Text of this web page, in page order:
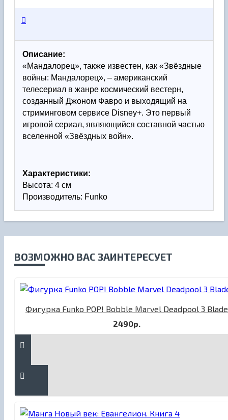
Описание:
«Мандалорец», также известен, как «Звёздные
войны: Мандалорец», – американский
телесериал в жанре космический вестерн,
созданный Джоном Фавро и выходящий на
стриминговом сервисе Disney+. Это первый
игровой сериал, являющийся составной частью
вселенной «Звёздных войн».
Характеристики:
Высота: 4 см
Производитель: Funko
ВОЗМОЖНО ВАС ЗАИНТЕРЕСУЕТ
Фигурка Funko POP! Bobble Marvel Deadpool 3 Blade
2490р.